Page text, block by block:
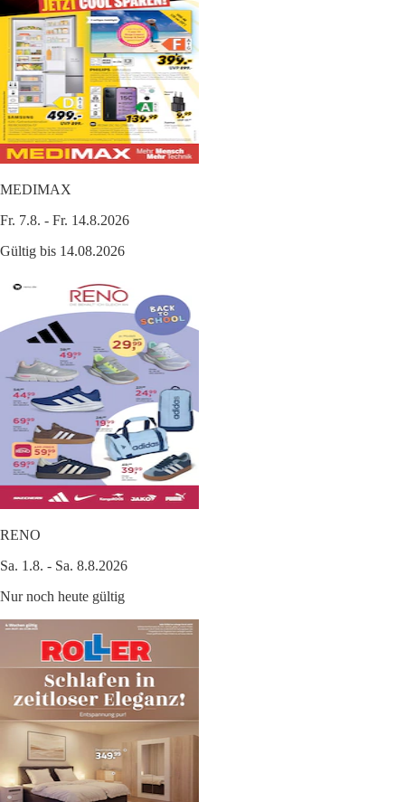
MEDIMAX
Fr. 7.8. - Fr. 14.8.2026
Gültig bis 14.08.2026
RENO
Sa. 1.8. - Sa. 8.8.2026
Nur noch heute gültig